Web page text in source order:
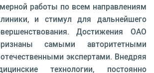
работы по всем на­правлениям
и стимул для дальнейшего
До­стижения ОАО
самыми авторитетными
экспертами. Внедряя
техно­логии, постоянно